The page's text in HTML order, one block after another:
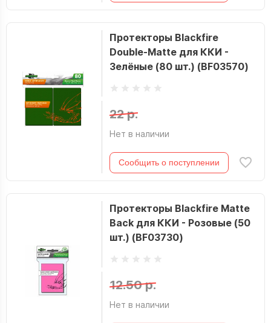
Протекторы Blackfire
Double-Matte для ККИ -
Зелёные (80 шт.) (BF03570)
22 р.
Нет в наличии
Сообщить о поступлении
Протекторы Blackfire Matte
Back для ККИ - Розовые (50
шт.) (BF03730)
12.50 р.
Нет в наличии